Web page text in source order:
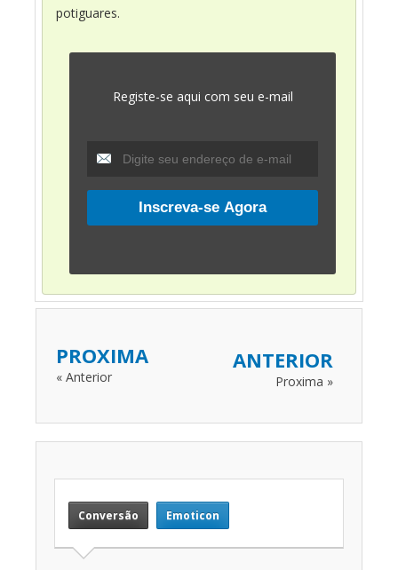
potiguares.
Registe-se aqui com seu e-mail
PROXIMA
« Anterior
ANTERIOR
Proxima »
Conversão Emoticon